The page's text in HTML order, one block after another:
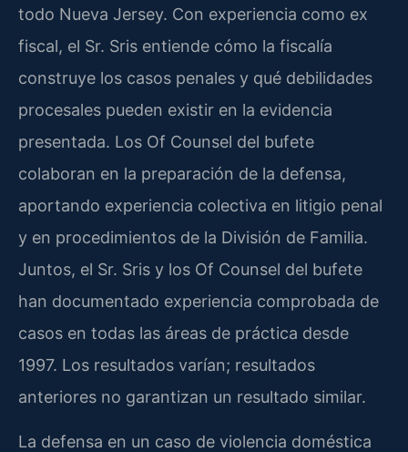
todo Nueva Jersey. Con experiencia como ex
fiscal, el Sr. Sris entiende cómo la fiscalía
construye los casos penales y qué debilidades
procesales pueden existir en la evidencia
presentada. Los Of Counsel del bufete
colaboran en la preparación de la defensa,
aportando experiencia colectiva en litigio penal
y en procedimientos de la División de Familia.
Juntos, el Sr. Sris y los Of Counsel del bufete
han documentado experiencia comprobada de
casos en todas las áreas de práctica desde
1997. Los resultados varían; resultados
anteriores no garantizan un resultado similar.
La defensa en un caso de violencia doméstica